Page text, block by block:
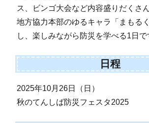
ス、ビンゴ大会など内容盛りだくさ
地方協力本部のゆるキャラ「まもる
し、楽しみながら防災を学べる1日で
日程
2025年10月26日（日）
秋のてんしば防災フェスタ2025